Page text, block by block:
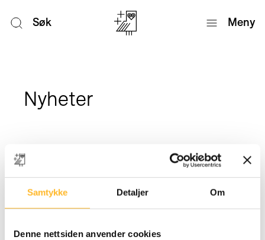
Samtykke Detaljer Om
Denne nettsiden anvender cookies
Søk Meny
Nyheter